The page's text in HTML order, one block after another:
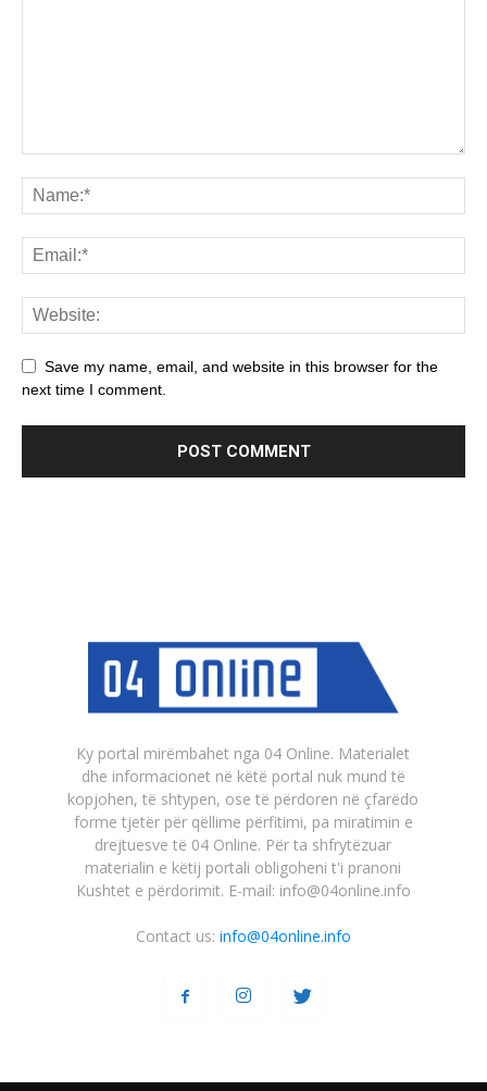
Save my name, email, and website in this browser for the
next time I comment.
Ky portal mirëmbahet nga 04 Online. Materialet
dhe informacionet në këtë portal nuk mund të
kopjohen, të shtypen, ose të përdoren në çfarëdo
forme tjetër për qëllime përfitimi, pa miratimin e
drejtuesve të 04 Online. Për ta shfrytëzuar
materialin e këtij portali obligoheni t'i pranoni
Kushtet e përdorimit. E-mail: info@04online.info
Contact us: info@04online.info